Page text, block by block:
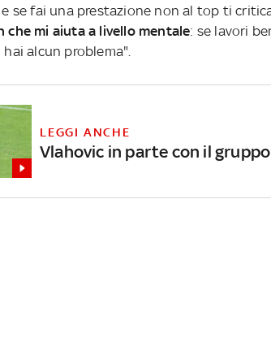
se fai una prestazione non al top ti
che mi aiuta a livello mentale: se lavori
alcun problema".
LEGGI ANCHE
Vlahovic in parte con il